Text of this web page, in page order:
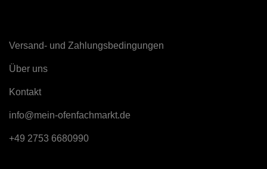
Versand- und Zahlungsbedingungen
Über uns
Kontakt
info@mein-ofenfachmarkt.de
+49 2753 6680990